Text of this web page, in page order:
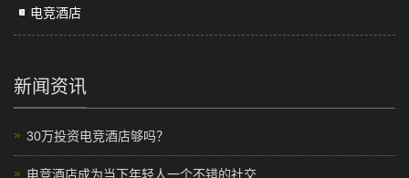
电竞酒店
新闻资讯
30万投资电竞酒店够吗？
电竞酒店成为当下年轻人一个不错的社交